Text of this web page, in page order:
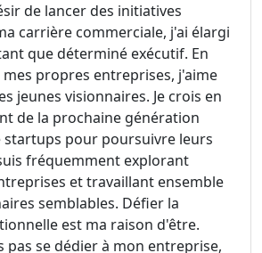
de lancer des initiatives
carrière commerciale, j'ai élargi
que déterminé exécutif. En
propres entreprises, j'aime
jeunes visionnaires. Je crois en
de la prochaine génération
pour poursuivre leurs
fréquemment explorant
et travaillant ensemble
semblables. Défier la
est ma raison d'être.
pas se dédier à mon entreprise,